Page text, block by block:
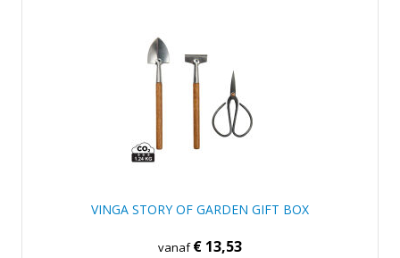
VINGA STORY OF GARDEN GIFT BOX
vanaf€ 13,53